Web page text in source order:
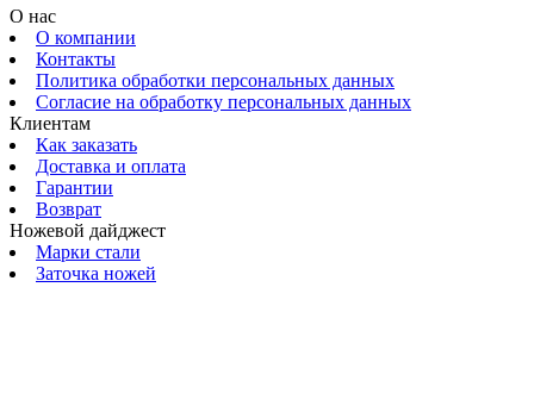
О нас
О компании
Контакты
Политика обработки персональных данных
Согласие на обработку персональных данных
Клиентам
Как заказать
Доставка и оплата
Гарантии
Возврат
Ножевой дайджест
Марки стали
Заточка ножей